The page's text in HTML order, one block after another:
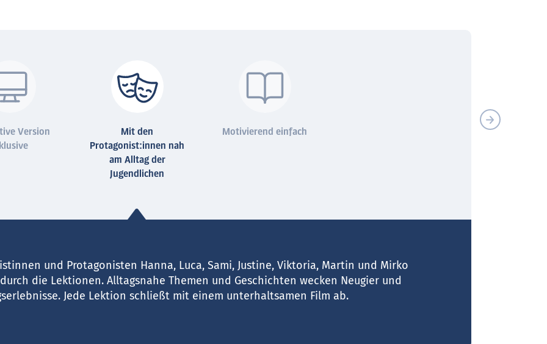
Version
Mit den
Protagonist:innen nah
am Alltag der
Jugendlichen
Motivierend einfach
Interaktive
und Protagonisten Hanna, Luca, Sami, Justine, Viktoria, Martin und Mirko
die Lektionen. Alltagsnahe Themen und Geschichten wecken Neugier und
Jede Lektion schließt mit einem unterhaltsamen Film ab.